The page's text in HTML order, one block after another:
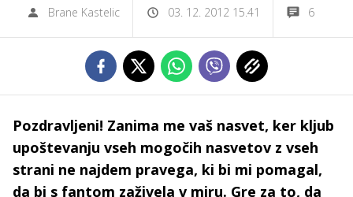
Brane Kastelic 03. 12. 2012 15.41 6
Pozdravljeni! Zanima me vaš nasvet, ker kljub
upoštevanju vseh mogočih nasvetov z vseh
strani ne najdem pravega, ki bi mi pomagal,
da bi s fantom zaživela v miru. Gre za to, da